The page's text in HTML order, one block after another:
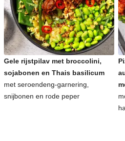
Gele rijstpilav met broccolini,
sojabonen en Thais basilicum
met seroendeng-garnering,
snijbonen en rode peper